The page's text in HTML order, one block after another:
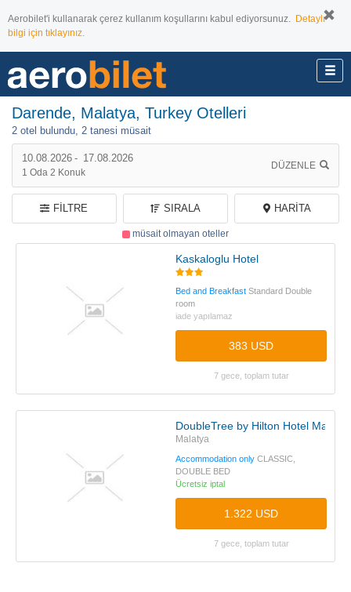
Aerobilet'i kullanarak çerez kullanım koşullarını kabul ediyorsunuz. Detaylı
bilgi için tıklayınız.
10.08.2026 - 17.08.2026
1 Oda 2 Konuk
DÜZENLE
Darende, Malatya, Turkey Otelleri
2 otel bulundu, 2 tanesi müsait
müsait olmayan oteller
FILTRE SIRALA HARITA
Kaskaloglu Hotel
Bed and Breakfast Standard Double
room
iade yapılamaz
383 USD
7 gece, toplam tutar
DoubleTree by Hilton Hotel Malatya
Malatya
Accommodation only CLASSIC,
DOUBLE BED
Ücretsiz iptal
1.322 USD
7 gece, toplam tutar